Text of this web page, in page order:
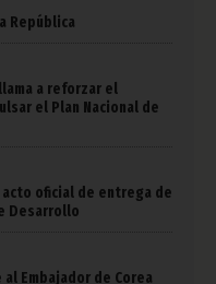
República
a reforzar el
el Plan Nacional de
oficial de entrega de
Desarrollo
al Embajador de Corea